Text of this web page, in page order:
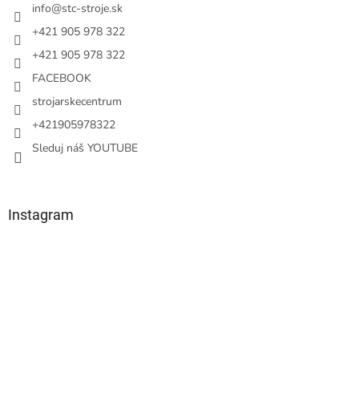
info@stc-stroje.sk
+421 905 978 322
+421 905 978 322
FACEBOOK
strojarskecentrum
+421905978322
Sleduj náš YOUTUBE
Instagram